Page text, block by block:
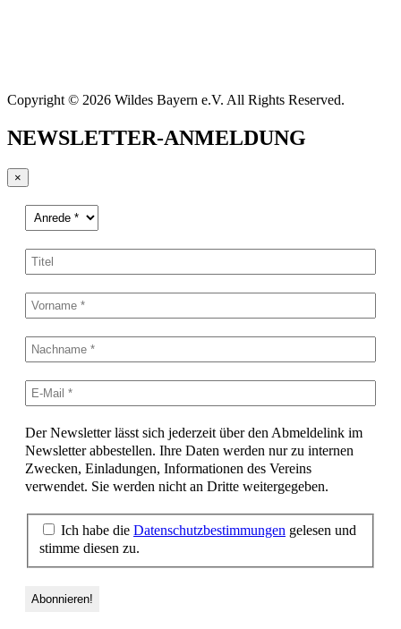
Copyright © 2026 Wildes Bayern e.V. All Rights Reserved.
NEWSLETTER-ANMELDUNG
×
Der Newsletter lässt sich jederzeit über den Abmeldelink im
Newsletter abbestellen. Ihre Daten werden nur zu internen
Zwecken, Einladungen, Informationen des Vereins
verwendet. Sie werden nicht an Dritte weitergegeben.
Ich habe die Datenschutzbestimmungen gelesen und
stimme diesen zu.